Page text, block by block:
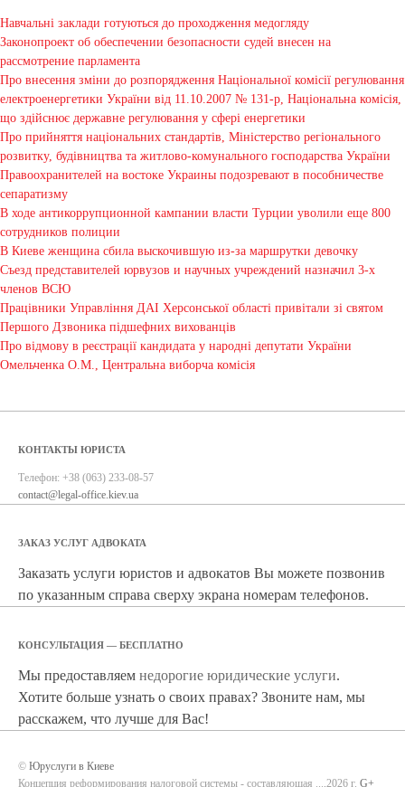
Навчальні заклади готуються до проходження медогляду
Законопроект об обеспечении безопасности судей внесен на
рассмотрение парламента
Про внесення зміни до розпорядження Національної комісії регулювання
електроенергетики України від 11.10.2007 № 131-р, Національна комісія,
що здійснює державне регулювання у сфері енергетики
Про прийняття національних стандартів, Міністерство регіонального
розвитку, будівництва та житлово-комунального господарства України
Правоохранителей на востоке Украины подозревают в пособничестве
сепаратизму
В ходе антикоррупционной кампании власти Турции уволили еще 800
сотрудников полиции
В Киеве женщина сбила выскочившую из-за маршрутки девочку
Съезд представителей юрвузов и научных учреждений назначил 3-х
членов ВСЮ
Працівники Управління ДАІ Херсонської області привітали зі святом
Першого Дзвоника підшефних вихованців
Про відмову в реєстрації кандидата у народні депутати України
Омельченка О.М., Центральна виборча комісія
КОНТАКТЫ ЮРИСТА
Телефон: +38 (063) 233-08-57
contact@legal-office.kiev.ua
ЗАКАЗ УСЛУГ АДВОКАТА
Заказать услуги юристов и адвокатов Вы можете позвонив
по указанным справа сверху экрана номерам телефонов.
КОНСУЛЬТАЦИЯ — БЕСПЛАТНО
Мы предоставляем недорогие юридические услуги.
Хотите больше узнать о своих правах? Звоните нам, мы
расскажем, что лучше для Вас!
© Юруслуги в Киеве
Концепция реформирования налоговой системы - составляющая ...,2026 г. G+